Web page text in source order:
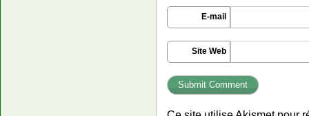
E-mail
Site Web